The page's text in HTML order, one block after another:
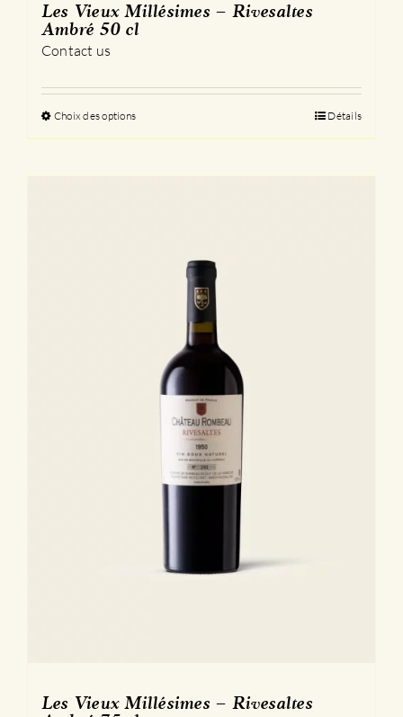
Les Vieux Millésimes – Rivesaltes
Ambré 50 cl
Contact us
Choix des optionsCe
produit
peuvent
choisies
page
produit
Détails
Les Vieux Millésimes – Rivesaltes